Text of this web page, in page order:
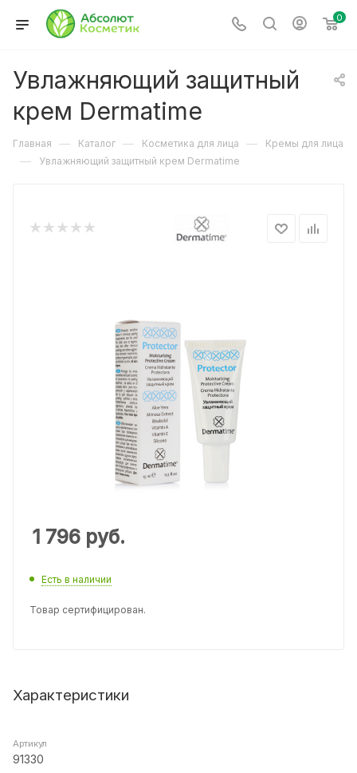
0
Увлажняющий защитный
крем Dermatime
Главная — Каталог — Косметика для лица — Кремы для лица
— Увлажняющий защитный крем Dermatime
1 796 руб.
Есть в наличии
Товар сертифицирован.
Характеристики
Артикул
91330